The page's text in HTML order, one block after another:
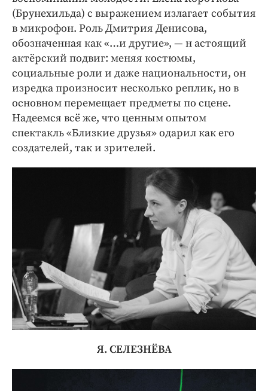
(Брунехильда) с выражением излагает события
в микрофон. Роль Дмитрия Денисова,
обозначенная как «…и другие», — н астоящий
актёрский подвиг: меняя костюмы,
социальные роли и даже национальности, он
изредка произносит несколько реплик, но в
основном перемещает предметы по сцене.
Надеемся всё же, что ценным опытом
спектакль «Близкие друзья» одарил как его
создателей, так и зрителей.
Я. СЕЛЕЗНЁВА